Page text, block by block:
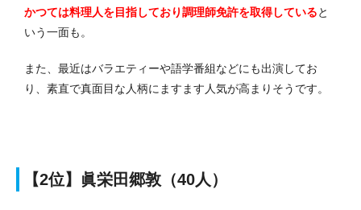
かつては料理人を目指しており調理師免許を取得していると
いう一面も。
また、最近はバラエティーや語学番組などにも出演してお
り、素直で真面目な人柄にますます人気が高まりそうです。
【2位】眞栄田郷敦（40人）